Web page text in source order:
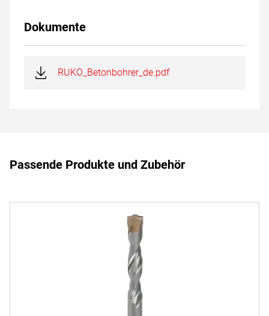
Dokumente
RUKO_Betonbohrer_de.pdf
Passende Produkte und Zubehör